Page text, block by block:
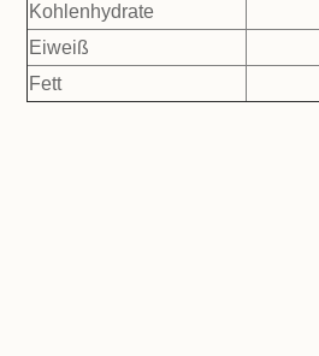
Kohlenhydrate
Eiweiß
Fett